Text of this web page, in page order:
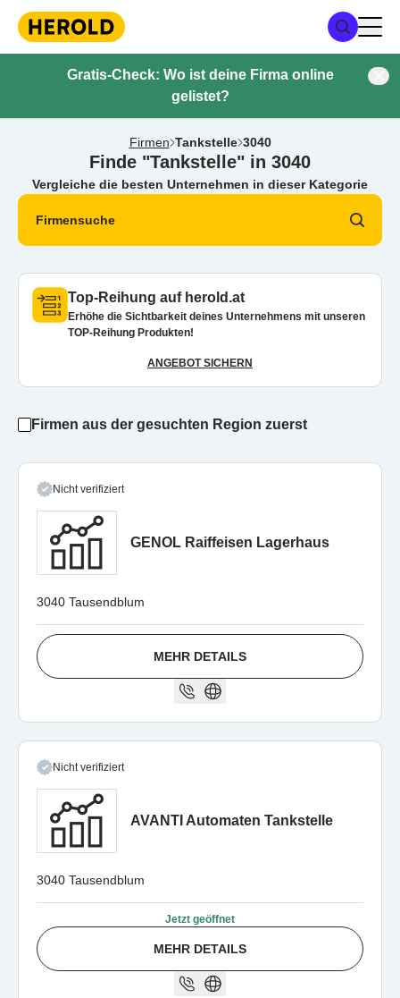
Gratis-Check: Wo ist deine Firma online
gelistet?
Firmen Tankstelle 3040
Finde "Tankstelle" in 3040
Vergleiche die besten Unternehmen in dieser Kategorie
Firmensuche
Top-Reihung auf herold.at
Erhöhe die Sichtbarkeit deines Unternehmens mit unseren
TOP-Reihung Produkten!
ANGEBOT SICHERN
Firmen aus der gesuchten Region zuerst
Nicht verifiziert
GENOL Raiffeisen Lagerhaus
3040 Tausendblum
MEHR DETAILS
Nicht verifiziert
AVANTI Automaten Tankstelle
3040 Tausendblum
Jetzt geöffnet
MEHR DETAILS